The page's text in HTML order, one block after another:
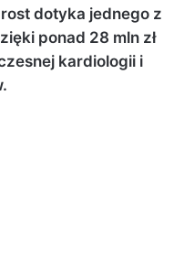
dotyka jednego z
ponad 28 mln zł
kardiologii i